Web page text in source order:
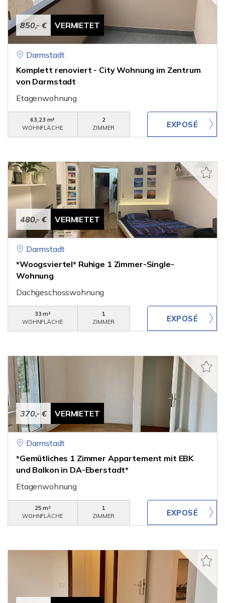
850,- € VERMIETET
Darmstadt
Komplett renoviert - City Wohnung im Zentrum
von Darmstadt
Etagenwohnung
63,23 m²
WOHNFLÄCHE
2
ZIMMER
480,- € VERMIETET
Darmstadt
*Woogsviertel* Ruhige 1 Zimmer-Single-
Wohnung
Dachgeschosswohnung
33 m²
WOHNFLÄCHE
1
ZIMMER
370,- € VERMIETET
Darmstadt
*Gemütliches 1 Zimmer Appartement mit EBK
und Balkon in DA-Eberstadt*
Etagenwohnung
25 m²
WOHNFLÄCHE
1
ZIMMER